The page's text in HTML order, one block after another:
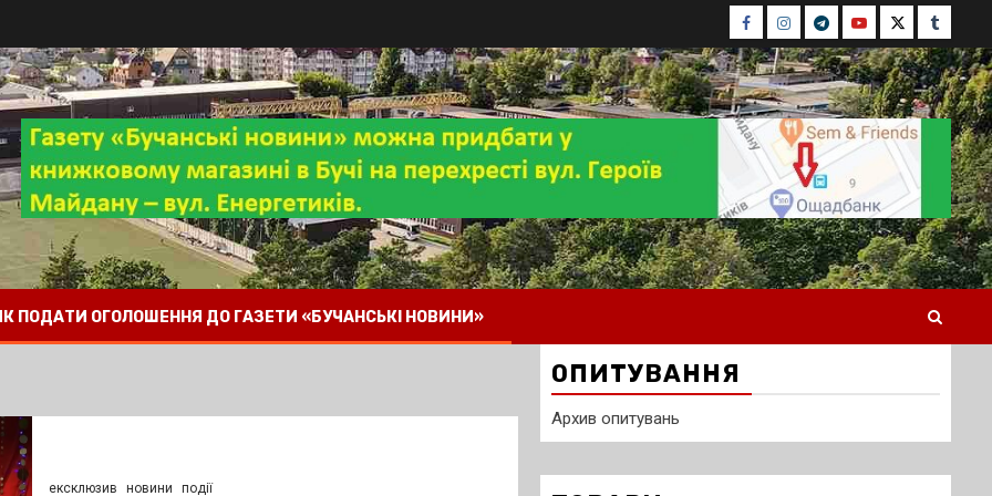
Facebook
Instagram
TelegramYoutubeTwitterTumblr
ПОДАТИ ОГОЛОШЕННЯ ДО ГАЗЕТИ «БУЧАНСЬКІ НОВИНИ»
ексклюзив новини події
ОПИТУВАННЯ
Архив опитувань